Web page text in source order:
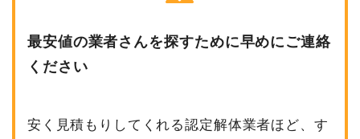
最安値の業者さんを探すために早めにご連絡
ください
安く見積もりしてくれる認定解体業者ほど、す